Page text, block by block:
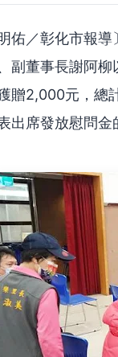
明佑／彰化市報
副董事長謝阿
贈2,000元，總
出席發放慰問金